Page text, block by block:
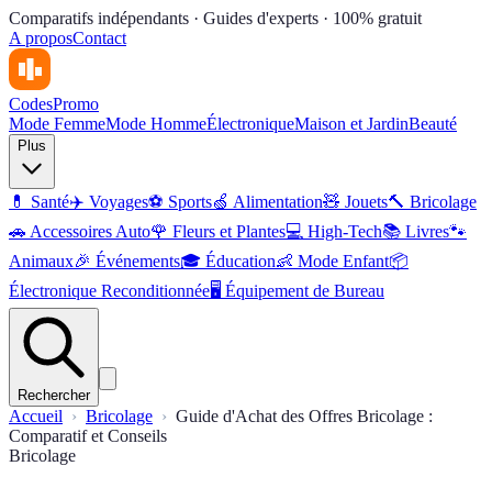
Comparatifs indépendants · Guides d'experts · 100% gratuit
A proposContact
CodesPromo
Mode FemmeMode HommeÉlectroniqueMaison et JardinBeauté
Plus
💊 Santé✈️ Voyages⚽️ Sports🍏 Alimentation🧸 Jouets🔨 Bricolage
🚗 Accessoires Auto🌹 Fleurs et Plantes💻 High-Tech📚 Livres🐾
Animaux🎉 Événements🎓 Éducation👶 Mode Enfant📦
Électronique Reconditionnée🖥️ Équipement de Bureau
Rechercher
Accueil Bricolage
Guide d'Achat des Offres Bricolage :
Comparatif et Conseils
Bricolage